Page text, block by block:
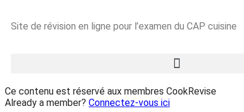
Site de révision en ligne pour l’examen du CAP cuisine
Ce contenu est réservé aux membres CookRevise
Already a member? Connectez-vous ici